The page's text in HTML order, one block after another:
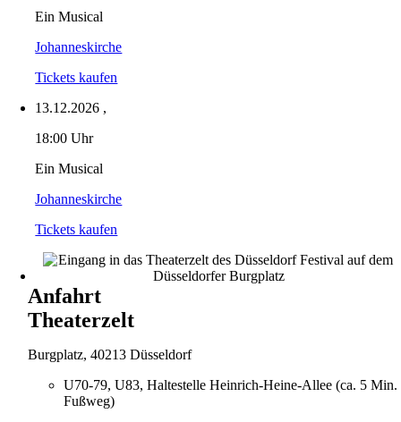
Ein Musical
Johanneskirche
Tickets kaufen
13.12.2026 ,
18:00 Uhr
Ein Musical
Johanneskirche
Tickets kaufen
Anfahrt
Theaterzelt
Burgplatz, 40213 Düsseldorf
U70-79, U83, Haltestelle Heinrich-Heine-Allee (ca. 5 Min.
Fußweg)